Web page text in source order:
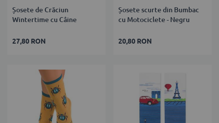
Șosete de Crăciun
Wintertime cu Câine
27,80 RON
Șosete scurte din Bumbac
cu Motociclete - Negru
20,80 RON